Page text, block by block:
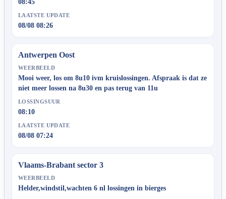
08:45
LAATSTE UPDATE
08/08 08:26
Antwerpen Oost
WEERBEELD
Mooi weer, los om 8u10 ivm kruislossingen. Afspraak is dat ze
niet meer lossen na 8u30 en pas terug van 11u
LOSSINGSUUR
08:10
LAATSTE UPDATE
08/08 07:24
Vlaams-Brabant sector 3
WEERBEELD
Helder,windstil,wachten 6 nl lossingen in bierges